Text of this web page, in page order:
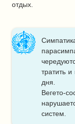
отдых.
тратить
дня.
Вегето-
систем.